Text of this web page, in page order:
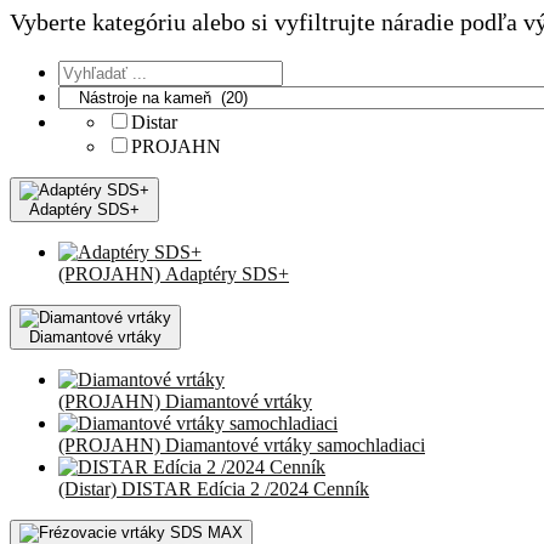
Vyberte kategóriu alebo si vyfiltrujte náradie podľa
Distar
PROJAHN
Adaptéry SDS+
(PROJAHN) Adaptéry SDS+
Diamantové vrtáky
(PROJAHN) Diamantové vrtáky
(PROJAHN) Diamantové vrtáky samochladiaci
(Distar) DISTAR Edícia 2 /2024 Cenník